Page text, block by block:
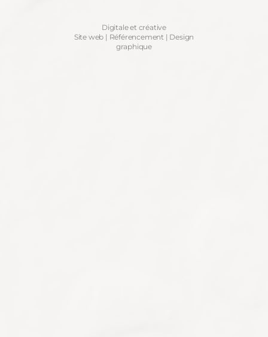
Digitale et créative
Site web | Référencement | Design
graphique